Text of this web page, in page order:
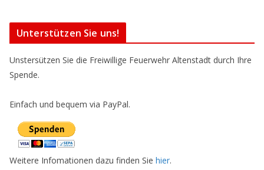
Unterstützen Sie uns!
Unstersützen Sie die Freiwillige Feuerwehr Altenstadt durch Ihre
Spende.
Einfach und bequem via PayPal.
Weitere Infomationen dazu finden Sie hier.